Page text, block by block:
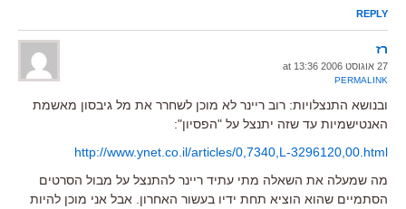
REPLY
רז
27 אוגוסט 2006 at 13:36
PERMALINK
ובנושא התנצלויות: רוב ריינר לא מוכן לשחרר את מל גיבסון מאשמת
האנטישמיות עד שזה יתנצל על "הפסיון":
http://www.ynet.co.il/articles/0,7340,L-3296120,00.html
מה שמעלה את השאלה מתי עתיד ריינר להתנצל על מבול הסרטים
הסתמיים שהוא הוציא תחת ידיו בעשור האחרון. אבל אני מוכן להיות